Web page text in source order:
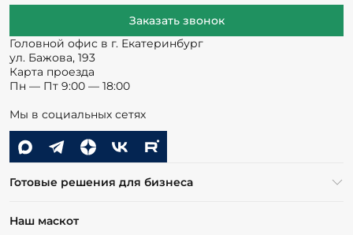
Заказать звонок
Головной офис в г. Екатеринбург
ул. Бажова, 193
Карта проезда
Пн — Пт 9:00 — 18:00
Мы в социальных сетях
Готовые решения для бизнеса
Наш маскот